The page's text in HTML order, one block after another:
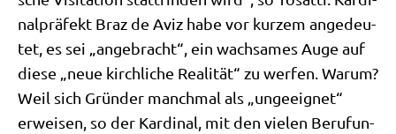
nal­prä­fekt Braz de Aviz habe vor kur­zem ange­deu­
tet, es sei „ange­bracht“, ein wach­sa­mes Auge auf
die­se „neue kirch­li­che Rea­li­tät“ zu wer­fen. War­um?
Weil sich Grün­der manch­mal als „unge­eig­net“
erwei­sen, so der Kar­di­nal, mit den vie­len Beru­fun­